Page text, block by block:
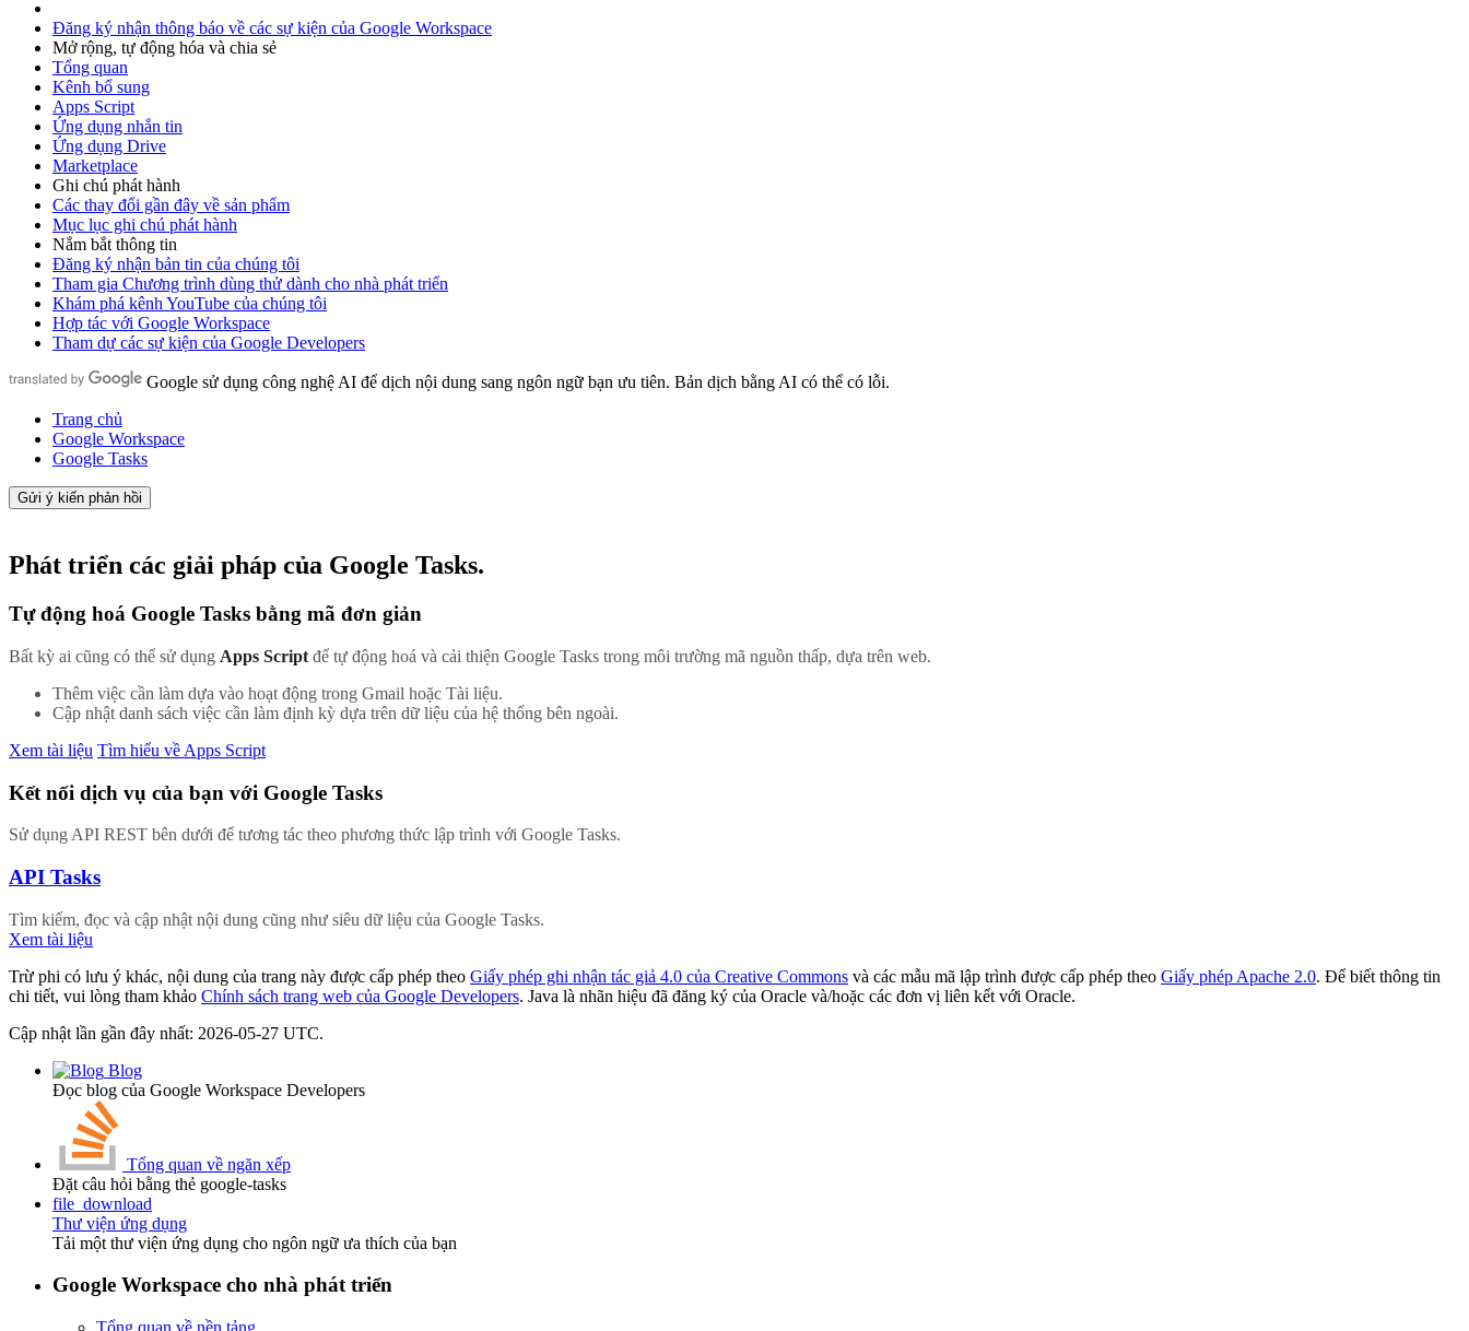
Đăng ký nhận thông báo về các sự kiện của Google Workspace
Mở rộng, tự động hóa và chia sẻ
Tổng quan
Kênh bổ sung
Apps Script
Ứng dụng nhắn tin
Ứng dụng Drive
Marketplace
Ghi chú phát hành
Các thay đổi gần đây về sản phẩm
Mục lục ghi chú phát hành
Nắm bắt thông tin
Đăng ký nhận bản tin của chúng tôi
Tham gia Chương trình dùng thử dành cho nhà phát triển
Khám phá kênh YouTube của chúng tôi
Hợp tác với Google Workspace
Tham dự các sự kiện của Google Developers
Google sử dụng công nghệ AI để dịch nội dung sang ngôn ngữ bạn ưu tiên. Bản dịch bằng AI có thể có lỗi.
Trang chủ
Google Workspace
Google Tasks
Gửi ý kiến phản hồi
Phát triển các giải pháp của Google Tasks.
Tự động hoá Google Tasks bằng mã đơn giản
Bất kỳ ai cũng có thể sử dụng Apps Script để tự động hoá và cải thiện Google Tasks trong môi trường mã nguồn thấp, dựa trên web.
Thêm việc cần làm dựa vào hoạt động trong Gmail hoặc Tài liệu.
Cập nhật danh sách việc cần làm định kỳ dựa trên dữ liệu của hệ thống bên ngoài.
Xem tài liệu Tìm hiểu về Apps Script
Kết nối dịch vụ của bạn với Google Tasks
Sử dụng API REST bên dưới để tương tác theo phương thức lập trình với Google Tasks.
API Tasks
Tìm kiếm, đọc và cập nhật nội dung cũng như siêu dữ liệu của Google Tasks.
Xem tài liệu
Trừ phi có lưu ý khác, nội dung của trang này được cấp phép theo Giấy phép ghi nhận tác giả 4.0 của Creative Commons và các mẫu mã lập trình được cấp phép theo Giấy phép Apache 2.0. Để biết thông tin
chi tiết, vui lòng tham khảo Chính sách trang web của Google Developers. Java là nhãn hiệu đã đăng ký của Oracle và/hoặc các đơn vị liên kết với Oracle.
Cập nhật lần gần đây nhất: 2026-05-27 UTC.
Blog
Đọc blog của Google Workspace Developers
Tổng quan về ngăn xếp
Đặt câu hỏi bằng thẻ google-tasks
file_download
Thư viện ứng dụng
Tải một thư viện ứng dụng cho ngôn ngữ ưa thích của bạn
Google Workspace cho nhà phát triển
Tổng quan về nền tảng